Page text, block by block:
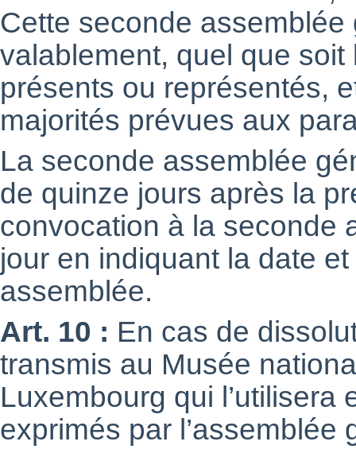
Cette seconde
valablement, quel que
présents ou représentés,
majorités prévues aux
La seconde assemblée
de quinze jours après la
convocation à la seconde
jour en indiquant la date
assemblée.
Art. 10 : En cas de
transmis au Musée
Luxembourg qui
exprimés par l’assemblée